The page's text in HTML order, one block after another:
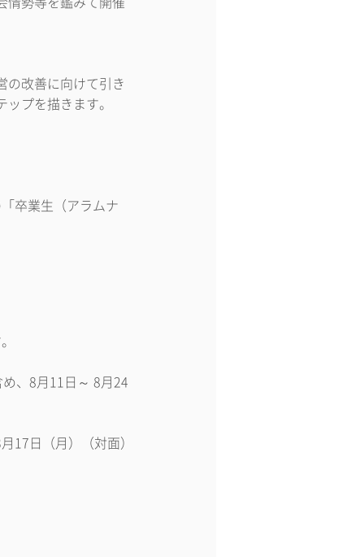
の改善に向けて引き
プを描きます。
卒業生（アラムナ
、8月11日～ 8月24
17日（月）（対面）